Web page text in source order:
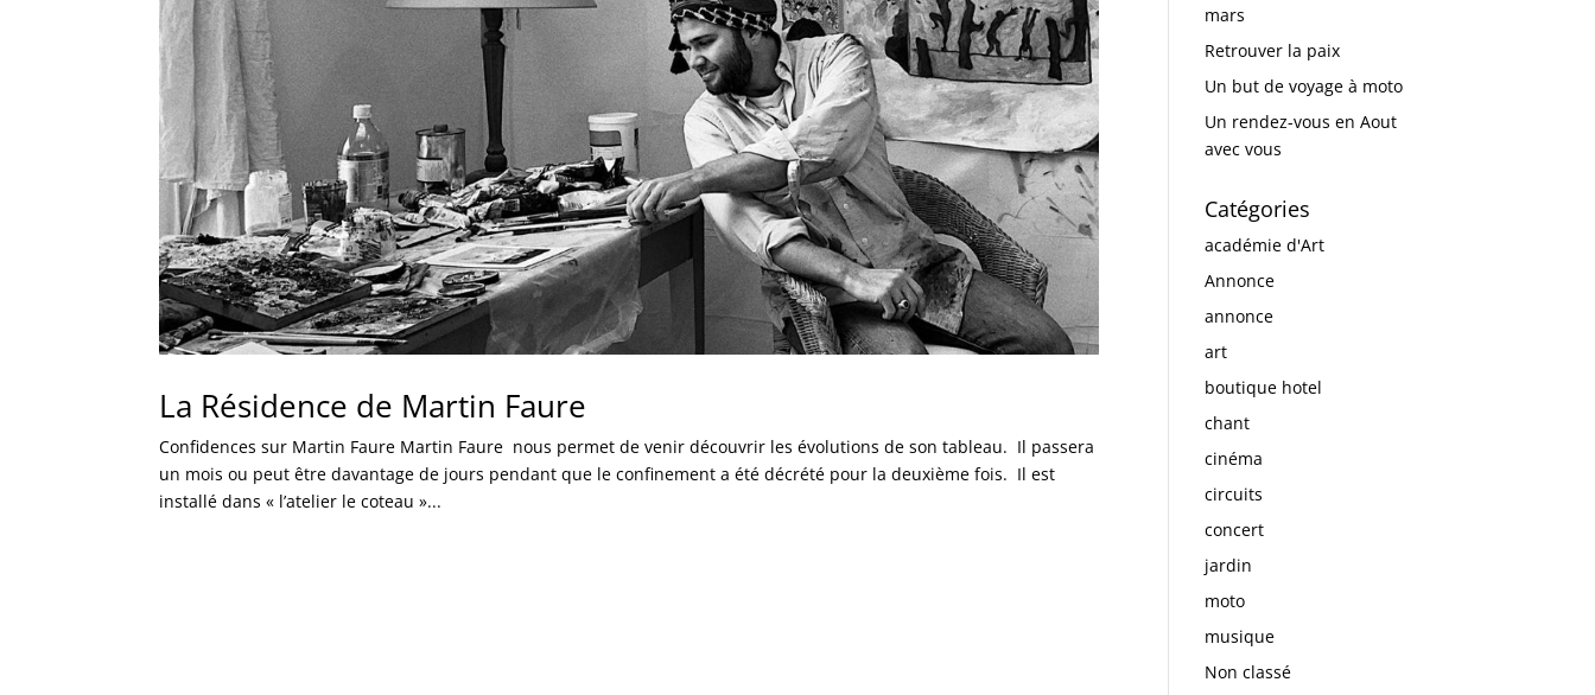
La Résidence de Martin Faure
Confidences sur Martin Faure Martin Faure nous permet de venir découvrir les évolutions de son tableau. Il passera
un mois ou peut être davantage de jours pendant que le confinement a été décrété pour la deuxième fois. Il est
installé dans « l’atelier le coteau »...
mars
Retrouver la paix
Un but de voyage à moto
Un rendez-vous en Aout
avec vous
Catégories
académie d'Art
Annonce
annonce
art
boutique hotel
chant
cinéma
circuits
concert
jardin
moto
musique
Non classé